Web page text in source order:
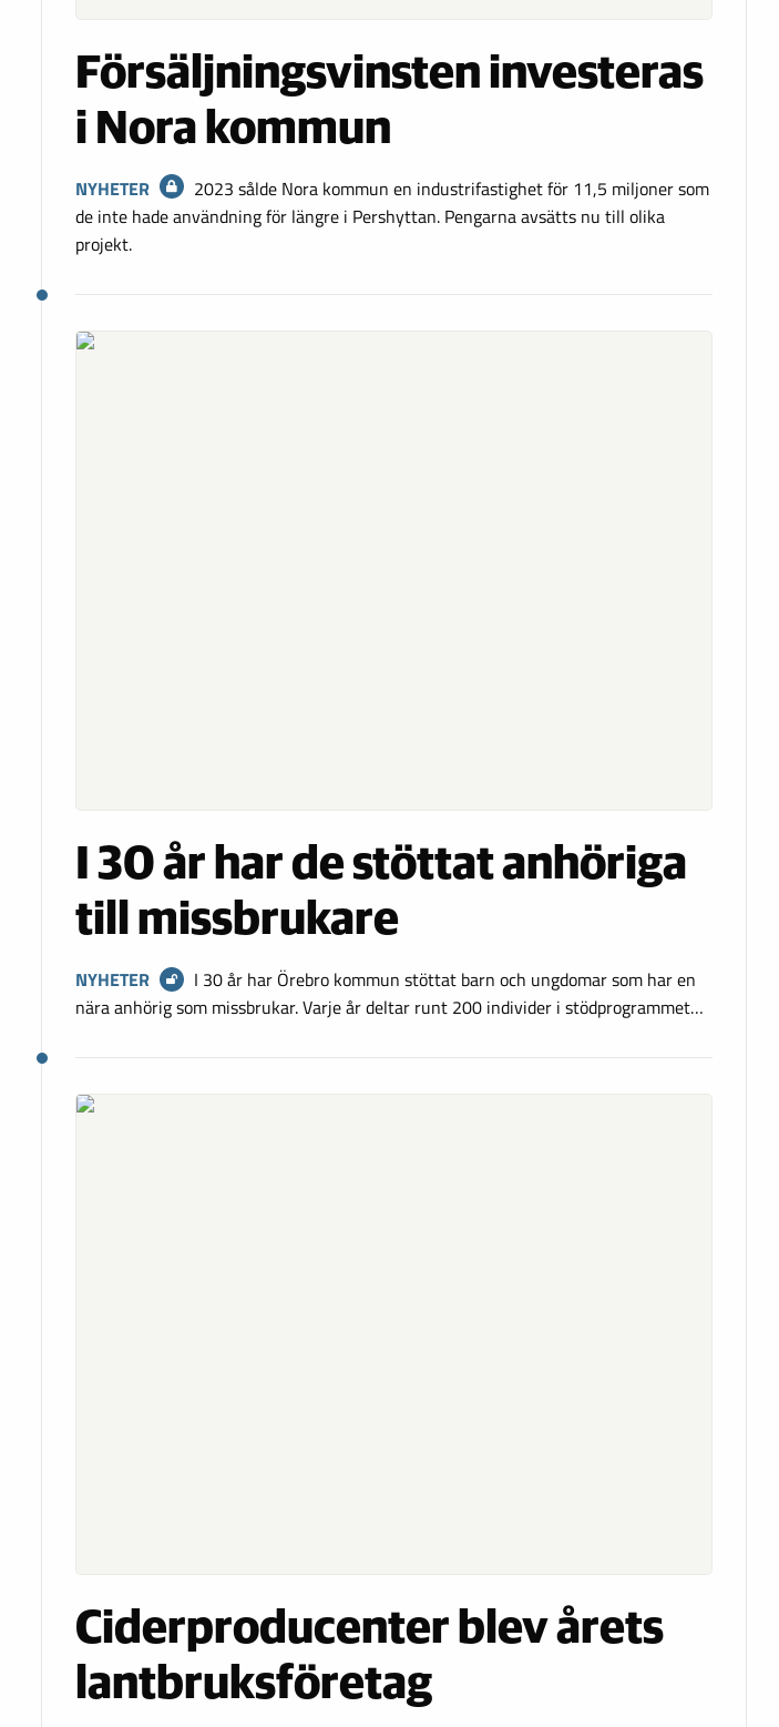
Försäljningsvinsten investeras
i Nora kommun
NYHETER
2023 sålde Nora kommun en industrifastighet för 11,5 miljoner som
de inte hade användning för längre i Pershyttan. Pengarna avsätts nu till olika
projekt.
I 30 år har de stöttat anhöriga
till missbrukare
NYHETER
I 30 år har Örebro kommun stöttat barn och ungdomar som har en
nära anhörig som missbrukar. Varje år deltar runt 200 individer i stödprogrammet…
Ciderproducenter blev årets
lantbruksföretag